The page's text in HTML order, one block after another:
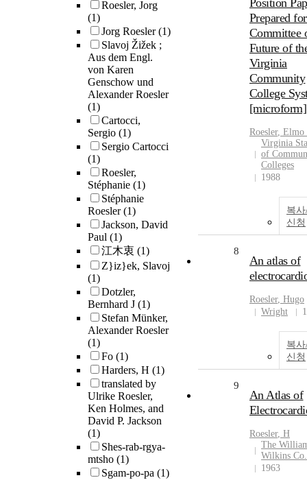
Roesler, Jorg
(1)
Jorg Roesler(1)
Slavoj Žižek ;
Aus dem Engl.
von Karen
Genschow und
Alexander Roesler
(1)
Cartocci,
Sergio (1)
Sergio Cartocci
(1)
Roesler,
Stéphanie (1)
Stéphanie
Roesler(1)
Jackson, David
Paul (1)
江木衷 (1)
Z}iz}ek, Slavoj
(1)
Dotzler,
Bernhard J (1)
Stefan Münker,
Alexander Roesler
(1)
Fo (1)
Harders, H (1)
translated by
Ulrike Roesler,
Ken Holmes, and
David P. Jackson
(1)
Shes-rab-rgya-
mtsho (1)
Sgam-po-pa (1)
Position
Prepared
Committee
Future of
Virginia
Community
College
[microform]
Roesler, Elmo
Virginia
of
Colleges
1988
복
신청
8
An atlas of
Roesler, Hugo
Wright
복
신청
9
An Atlas of
Roesler, H
The
Wilkins Co.
1963